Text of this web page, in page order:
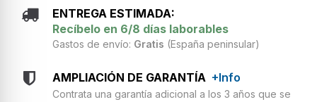
ENTREGA ESTIMADA:
Recíbelo en 6/8 días laborables
Gastos de envío: Gratis (España peninsular)
AMPLIACIÓN DE GARANTÍA +Info
Contrata una garantía adicional a los 3 años que se